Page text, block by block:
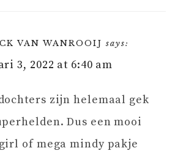
VAN WANROOIJ says:
3, 2022 at 6:40 am
zijn helemaal gek
Dus een mooi
of mega mindy pakje